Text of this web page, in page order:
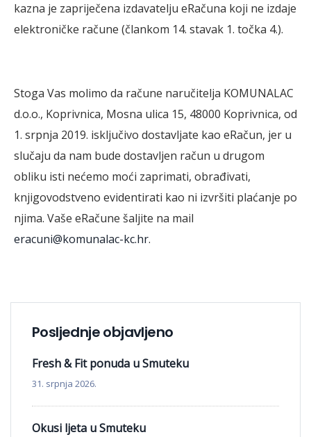
kazna je zapriječena izdavatelju eRačuna koji ne izdaje
elektroničke račune (člankom 14. stavak 1. točka 4.).
Stoga Vas molimo da račune naručitelja KOMUNALAC
d.o.o., Koprivnica, Mosna ulica 15, 48000 Koprivnica, od
1. srpnja 2019. isključivo dostavljate kao eRačun, jer u
slučaju da nam bude dostavljen račun u drugom
obliku isti nećemo moći zaprimati, obrađivati,
knjigovodstveno evidentirati kao ni izvršiti plaćanje po
njima. Vaše eRačune šaljite na mail
eracuni@komunalac-kc.hr.
Posljednje objavljeno
Fresh & Fit ponuda u Smuteku
31. srpnja 2026.
Okusi ljeta u Smuteku